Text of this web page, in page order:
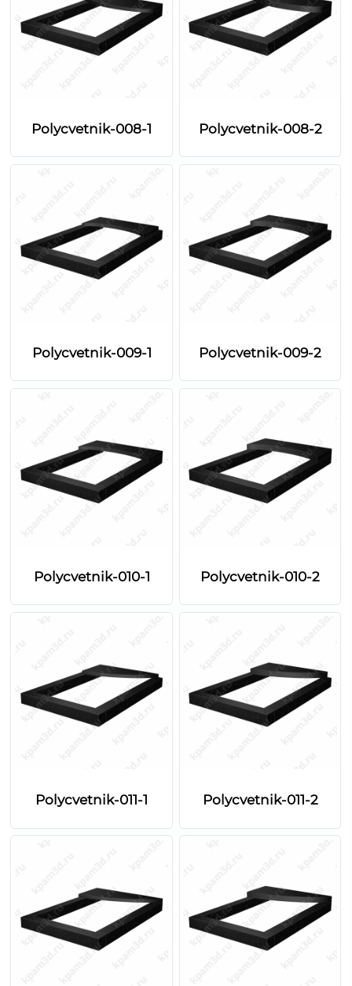
Polycvetnik-008-1 Polycvetnik-008-2
Polycvetnik-009-1 Polycvetnik-009-2
Polycvetnik-010-1 Polycvetnik-010-2
Polycvetnik-011-1 Polycvetnik-011-2